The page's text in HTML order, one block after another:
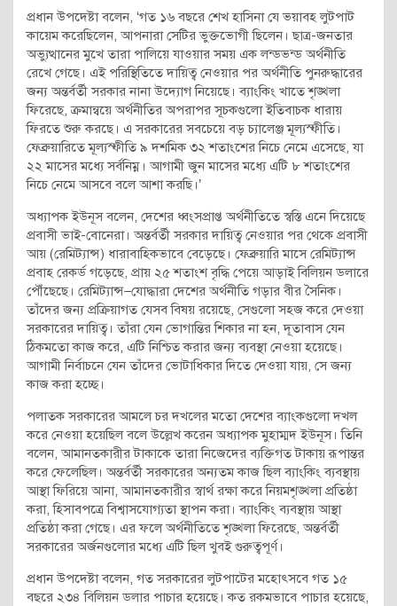
প্রধান উপদেষ্টা বলেন, ‘গত ১৬ বছরে শেখ হাসিনা যে ভয়াবহ লুটপাট
কায়েম করেছিলেন, আপনারা সেটির ভুক্তভোগী ছিলেন। ছাত্র-জনতার
অভ্যুত্থানের মুখে তারা পালিয়ে যাওয়ার সময় এক লন্ডভন্ড অর্থনীতি
রেখে গেছে। এই পরিস্থিতিতে দায়িত্ব নেওয়ার পর অর্থনীতি পুনরুদ্ধারের
জন্য অন্তর্বর্তী সরকার নানা উদ্যোগ নিয়েছে। ব্যাংকিং খাতে শৃঙ্খলা
ফিরেছে, ক্রমান্বয়ে অর্থনীতির অপরাপর সূচকগুলো ইতিবাচক ধারায়
ফিরতে শুরু করছে। এ সরকারের সবচেয়ে বড় চ্যালেঞ্জ মূল্যস্ফীতি।
ফেব্রুয়ারিতে মূল্যস্ফীতি ৯ দশমিক ৩২ শতাংশের নিচে নেমে এসেছে, যা
২২ মাসের মধ্যে সর্বনিম্ন। আগামী জুন মাসের মধ্যে এটি ৮ শতাংশের
নিচে নেমে আসবে বলে আশা করছি।’
অধ্যাপক ইউনূস বলেন, দেশের ধ্বংসপ্রাপ্ত অর্থনীতিতে স্বস্তি এনে দিয়েছে
প্রবাসী ভাই-বোনেরা। অন্তর্বর্তী সরকার দায়িত্ব নেওয়ার পর থেকে প্রবাসী
আয় (রেমিট্যান্স) ধারাবাহিকভাবে বেড়েছে। ফেব্রুয়ারি মাসে রেমিট্যান্স
প্রবাহ রেকর্ড গড়েছে, প্রায় ২৫ শতাংশ বৃদ্ধি পেয়ে আড়াই বিলিয়ন ডলারে
পৌঁছেছে। রেমিট্যান্স–যোদ্ধারা দেশের অর্থনীতি গড়ার বীর সৈনিক।
তাঁদের জন্য প্রক্রিয়াগত যেসব বিষয় রয়েছে, সেগুলো সহজ করে দেওয়া
সরকারের দায়িত্ব। তাঁরা যেন ভোগান্তির শিকার না হন, দূতাবাস যেন
ঠিকমতো কাজ করে, এটি নিশ্চিত করার জন্য ব্যবস্থা নেওয়া হয়েছে।
আগামী নির্বাচনে যেন তাঁদের ভোটাধিকার দিতে দেওয়া যায়, সে জন্য
কাজ করা হচ্ছে।
পলাতক সরকারের আমলে চর দখলের মতো দেশের ব্যাংকগুলো দখল
করে নেওয়া হয়েছিল বলে উল্লেখ করেন অধ্যাপক মুহাম্মদ ইউনূস। তিনি
বলেন, আমানতকারীর টাকাকে তারা নিজেদের ব্যক্তিগত টাকায় রূপান্তর
করে ফেলেছিল। অন্তর্বর্তী সরকারের অন্যতম কাজ ছিল ব্যাংকিং ব্যবস্থায়
আস্থা ফিরিয়ে আনা, আমানতকারীর স্বার্থ রক্ষা করে নিয়মশৃঙ্খলা প্রতিষ্ঠা
করা, হিসাবপত্রে বিশ্বাসযোগ্যতা স্থাপন করা। ব্যাংকিং ব্যবস্থায় আস্থা
প্রতিষ্ঠা করা গেছে। এর ফলে অর্থনীতিতে শৃঙ্খলা ফিরেছে, অন্তর্বর্তী
সরকারের অর্জনগুলোর মধ্যে এটি ছিল খুবই গুরুত্বপূর্ণ।
প্রধান উপদেষ্টা বলেন, গত সরকারের লুটপাটের মহোৎসবে গত ১৫
বছরে ২৩৪ বিলিয়ন ডলার পাচার হয়েছে। কত রকমভাবে পাচার হয়েছে,